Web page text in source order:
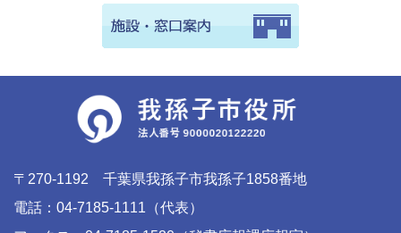
〒270-1192 千葉県我孫子市我孫子1858番地
電話：04-7185-1111（代表）